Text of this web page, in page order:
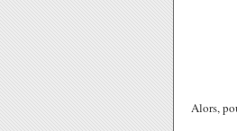
Alors,